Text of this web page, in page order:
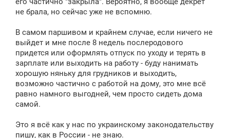
не брала, но сейчас уже не вспомню.
В самом паршивом и крайнем случае, если ничего не
выйдет и мне после 8 недель послеродового
придется или оформлять отпуск по уходу и терять в
зарплате или выходить на работу - буду нанимать
хорошую няньку для грудников и выходить,
возможно частично с работой на дому, это мне всё
равно намного выгодней, чем просто сидеть дома
самой.
Это я всё как у нас по украинскому законодательству
пишу, как в России - не знаю.